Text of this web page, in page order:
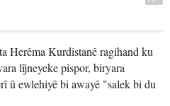
Herêma Kurdistanê ragihand ku
lîjneyeke pispor, biryara
û ewlehiyê bi awayê "salek bi du